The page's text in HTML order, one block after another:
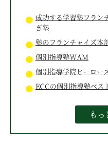
成功する学習塾フラン
ぎ塾
塾のフランチャイズ本
個別指導塾WAM
個別指導学院ヒーロー
ECCの個別指導塾ベス
もっ